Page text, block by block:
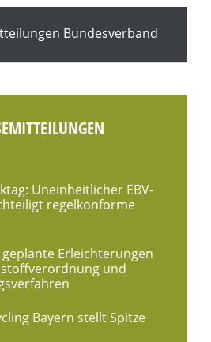
Bundesverband
Uneinheitlicher EBV-
regelkonforme
Erleichterungen
und
Bayern stellt Spitze